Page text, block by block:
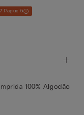
Pague 5
100% Algodão